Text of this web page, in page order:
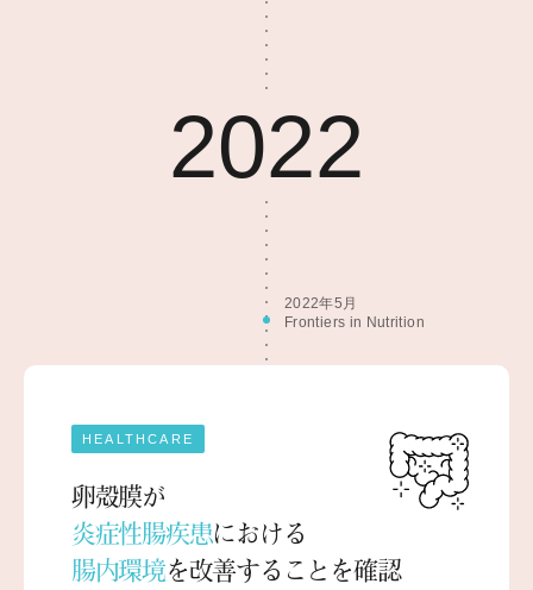
2022
2022年5月
Frontiers in Nutrition
HEALTHCARE
卵殻膜が
炎症性腸疾患における
腸内環境を改善することを確認